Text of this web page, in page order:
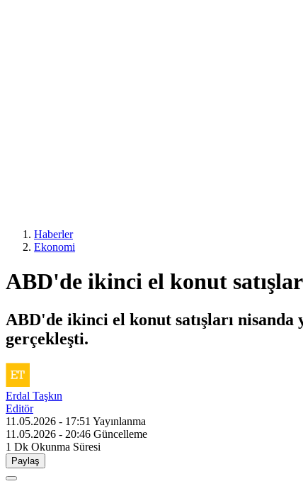
Haberler
Ekonomi
ABD'de ikinci el konut
ABD'de ikinci el konut satışları
gerçekleşti.
Erdal Taşkın
Editör
11.05.2026 - 17:51 Yayınlanma
11.05.2026 - 20:46 Güncelleme
1 Dk Okunma Süresi
Paylaş